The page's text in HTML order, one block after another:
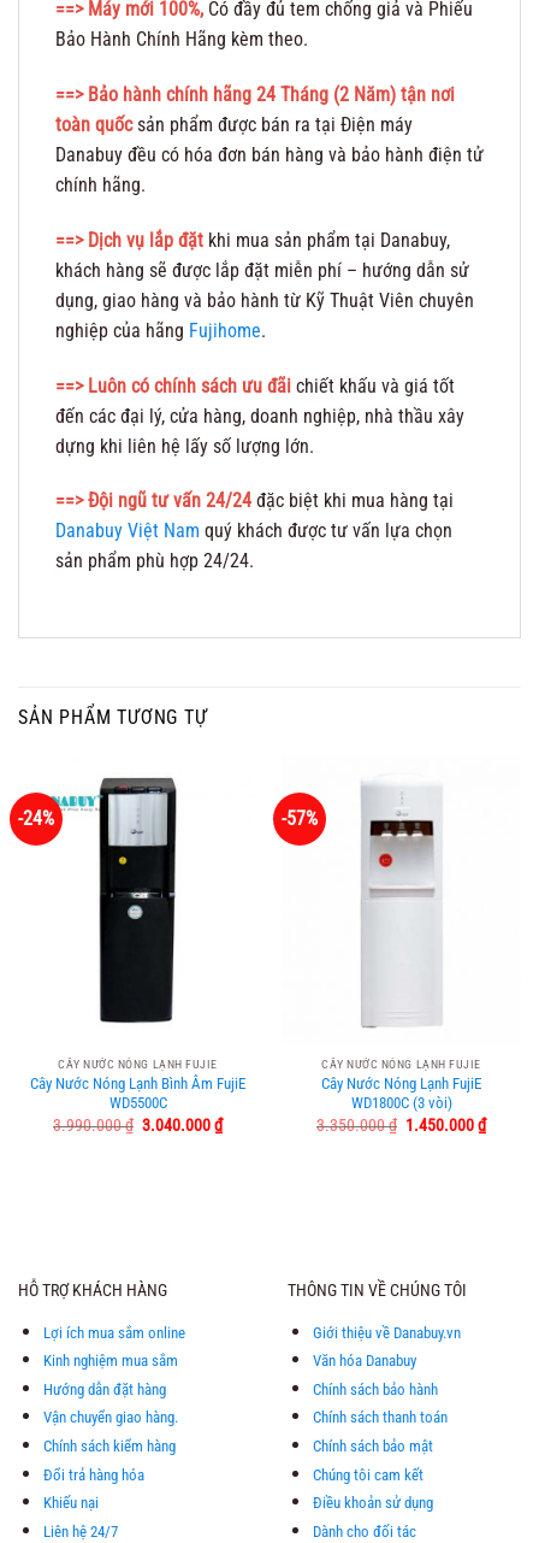
==> Máy mới 100%, Có đầy đủ tem chống giả và Phiếu
Bảo Hành Chính Hãng kèm theo.
==> Bảo hành chính hãng 24 Tháng (2 Năm) tận nơi
toàn quốcsản phẩm được bán ra tại Điện máy
Danabuy đều có hóa đơn bán hàng và bảo hành điện tử
chính hãng.
==> Dịch vụ lắp đặt khi mua sản phẩm tại Danabuy,
khách hàng sẽ được lắp đặt miễn phí – hướng dẫn sử
dụng, giao hàng và bảo hành từ Kỹ Thuật Viên chuyên
nghiệp của hãng Fujihome.
==> Luôn có chính sách ưu đãi chiết khấu và giá tốt
đến các đại lý, cửa hàng, doanh nghiệp, nhà thầu xây
dựng khi liên hệ lấy số lượng lớn.
==> Đội ngũ tư vấn 24/24 đặc biệt khi mua hàng tại
Danabuy Việt Nam quý khách được tư vấn lựa chọn
sản phẩm phù hợp 24/24.
SẢN PHẨM TƯƠNG TỰ
-24%
CÂY NƯỚC NÓNG LẠNH FUJIE
Cây Nước Nóng Lạnh Bình Âm FujiE
WD5500C
3.990.000₫ Giá
3.040.000₫Giá
hiện
-57%
CÂY NƯỚC NÓNG LẠNH FUJIE
Cây Nước Nóng Lạnh FujiE
WD1800C (3 vòi)
3.350.000₫ Giá
1.450.000₫Giá
hiện
HỖ TRỢ KHÁCH HÀNG
Lợi ích mua sắm online
Kinh nghiệm mua sắm
Hướng dẫn đặt hàng
Vận chuyển giao hàng.
Chính sách kiểm hàng
Đổi trả hàng hóa
Khiếu nại
Liên hệ 24/7
THÔNG TIN VỀ CHÚNG TÔI
Giới thiệu về Danabuy.vn
Văn hóa Danabuy
Chính sách bảo hành
Chính sách thanh toán
Chính sách bảo mật
Chúng tôi cam kết
Điều khoản sử dụng
Dành cho đối tác